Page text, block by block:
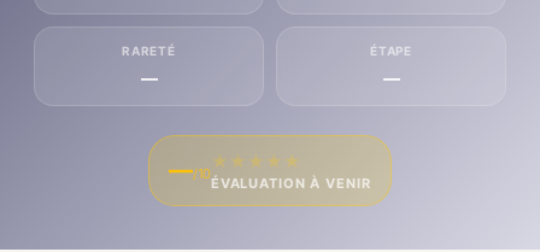
RARETÉ
—
ÉTAPE
—
—/10
★ ★ ★ ★ ★
ÉVALUATION À VENIR